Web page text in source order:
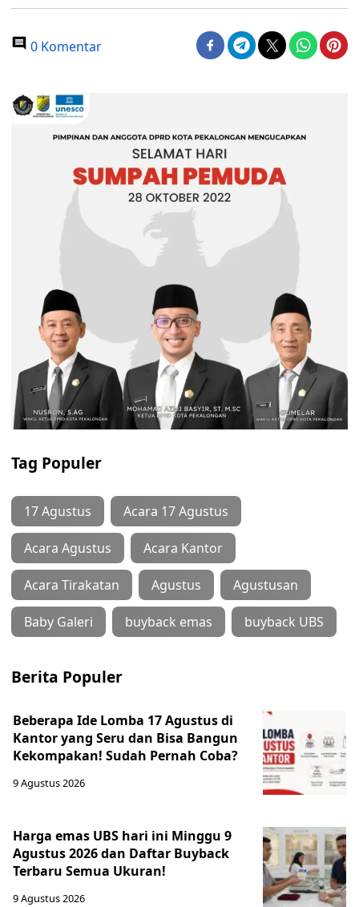
0 Komentar
Tag Populer
17 Agustus Acara 17 Agustus
Acara Agustus Acara Kantor
Acara Tirakatan Agustus Agustusan
Baby Galeri buyback emas buyback UBS
Berita Populer
Beberapa Ide Lomba 17 Agustus di
Kantor yang Seru dan Bisa Bangun
Kekompakan! Sudah Pernah Coba?
9 Agustus 2026
Harga emas UBS hari ini Minggu 9
Agustus 2026 dan Daftar Buyback
Terbaru Semua Ukuran!
9 Agustus 2026